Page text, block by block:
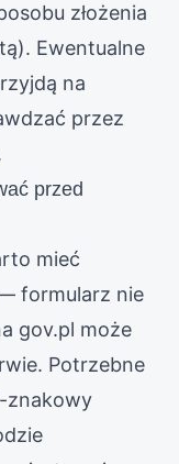
złożenia
Ewentualne
na
przez
przed
mieć
formularz nie
gov.pl może
Potrzebne
znakowy